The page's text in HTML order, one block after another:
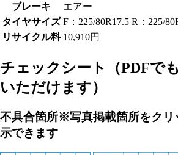
ブレーキ
エアー
タイヤサイズ F：225/80R17.5 R：225/
リサイクル料 10,910円
チェックシート
（PDFで
いただけます）
不具合箇所※写真掲載箇所をクリ
示できます